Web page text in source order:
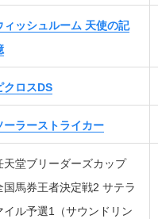
ィッシュルーム 天使の記
クロスDS
ーラーストライカー
天堂ブリーダーズカップ
国馬券王者決定戦2 サテラ
イル予選1（サウンドリン